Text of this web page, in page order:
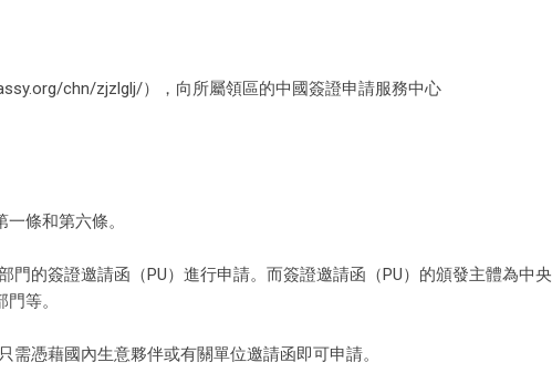
chn/zjzlglj/），向所屬領區的中國簽證申請服務中心
條和第六條。
的簽證邀請函（PU）進行申請。而簽證邀請函（PU）的頒發主體為中央
等。
憑藉國內生意夥伴或有關單位邀請函即可申請。